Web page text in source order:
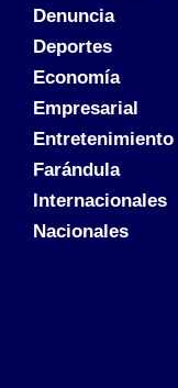
Denuncia
Deportes
Economía
Empresarial
Entretenimiento
Farándula
Internacionales
Nacionales